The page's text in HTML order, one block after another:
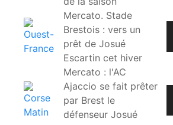
Mercato. Stade
Brestois : vers un
prêt de Josué
Escartin cet hiver
Mercato : l'AC
Ajaccio se fait prêter
par Brest le
défenseur Josué